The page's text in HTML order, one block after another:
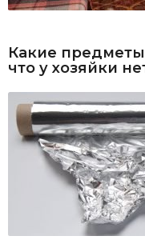
Какие
что у хозяйки